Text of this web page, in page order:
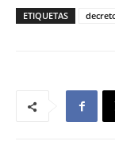
ETIQUETAS